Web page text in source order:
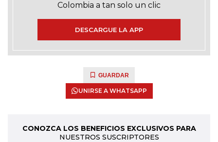
Colombia a tan solo un clic
DESCARGUE LA APP
GUARDAR
UNIRSE A WHATSAPP
CONOZCA LOS BENEFICIOS EXCLUSIVOS PARA
NUESTROS SUSCRIPTORES